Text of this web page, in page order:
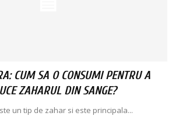
CUM SA O CONSUMI PENTRU A
ZAHARUL DIN SANGE?
un tip de zahar si este principala...